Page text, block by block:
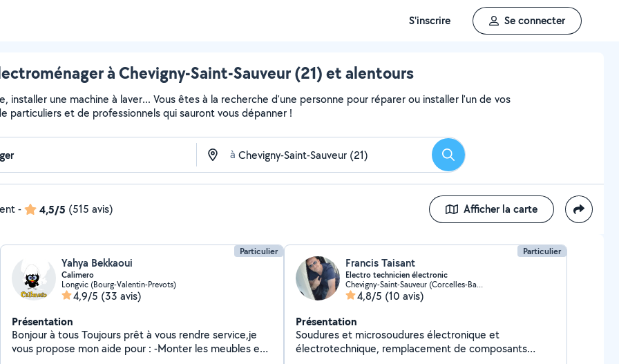
S'inscrire Se connecter
à Chevigny-Saint-Sauveur (21) et alentours
installer une machine à laver... Vous êtes à la recherche d'une personne pour réparer ou installer l'un de vos
particuliers et de professionnels qui sauront vous dépanner !
à Rechercher
- 4,5/5 (515 avis) Afficher la carte
Particulier
Yahya Bekkaoui
Calimero
Longvic (Bourg-Valentin-Prevots)
4,9/5 (33 avis)
Présentation
Bonjour à tous Toujours prêt à vous rendre service,je
vous propose mon aide pour : -Monter les meubles en
Particulier
Francis Taisant
Electro technicien électronic
Chevigny-Saint-Sauveur (Corcelles-Bas de Chanot)
4,8/5 (10 avis)
Présentation
Soudures et microsoudures électronique et
électrotechnique, remplacement de composants